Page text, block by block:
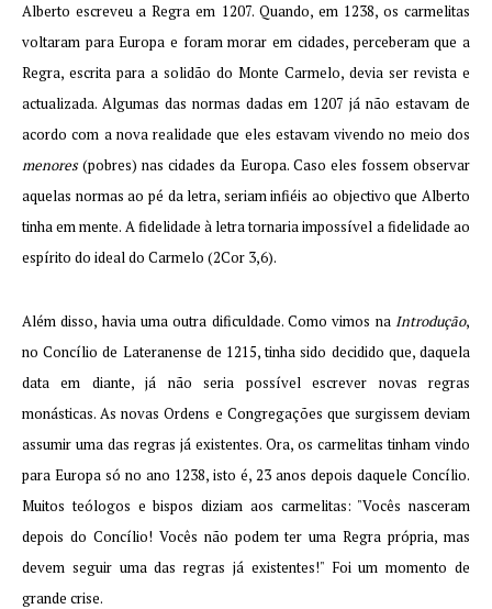
Alberto escreveu a Regra em 1207. Quando, em 1238, os carmelitas
voltaram para Europa e foram morar em cidades, perceberam que a
Regra, escrita para a solidão do Monte Carmelo, devia ser revista e
actualizada. Algumas das normas dadas em 1207 já não estavam de
acordo com a nova realidade que eles estavam vivendo no meio dos
menores(pobres) nas cidades da Europa. Caso eles fossem observar
aquelas normas ao pé da letra, seriam infiéis ao objectivo que Alberto
tinha em mente. A fidelidade à letra tornaria impossível a fidelidade ao
espírito do ideal do Carmelo (2Cor 3,6).
Além disso, havia uma outra dificuldade. Como vimos na Introdução,
no Concílio de Lateranense de 1215, tinha sido decidido que, daquela
data em diante, já não seria possível escrever novas regras
monásticas. As novas Ordens e Congregações que surgissem deviam
assumir uma das regras já existentes. Ora, os carmelitas tinham vindo
para Europa só no ano 1238, isto é, 23 anos depois daquele Concílio.
Muitos teólogos e bispos diziam aos carmelitas: "Vocês nasceram
depois do Concílio! Vocês não podem ter uma Regra própria, mas
devem seguir uma das regras já existentes!" Foi um momento de
grande crise.